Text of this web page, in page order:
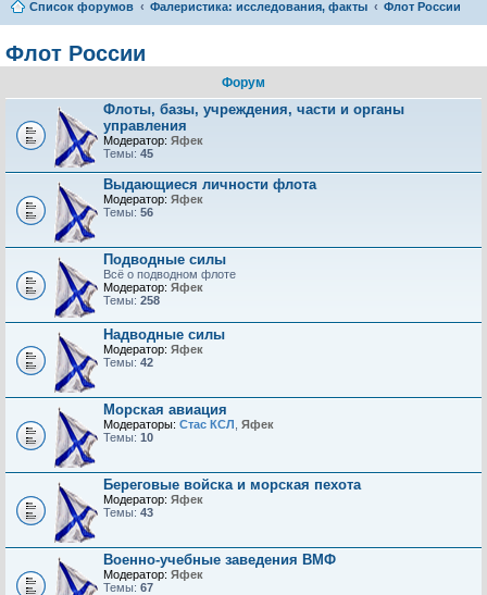
Список форумов Фалеристика: исследования, факты Флот России
Флот России
Форум
Флоты, базы, учреждения, части и органы
управления
Модератор: Яфек
Темы: 45
Выдающиеся личности флота
Модератор: Яфек
Темы: 56
Подводные силы
Всё о подводном флоте
Модератор: Яфек
Темы: 258
Надводные силы
Модератор: Яфек
Темы: 42
Морская авиация
Модераторы: Стас КСЛ Яфек
Темы: 10
Береговые войска и морская пехота
Модератор: Яфек
Темы: 43
Военно-учебные заведения ВМФ
Модератор: Яфек
Темы: 67